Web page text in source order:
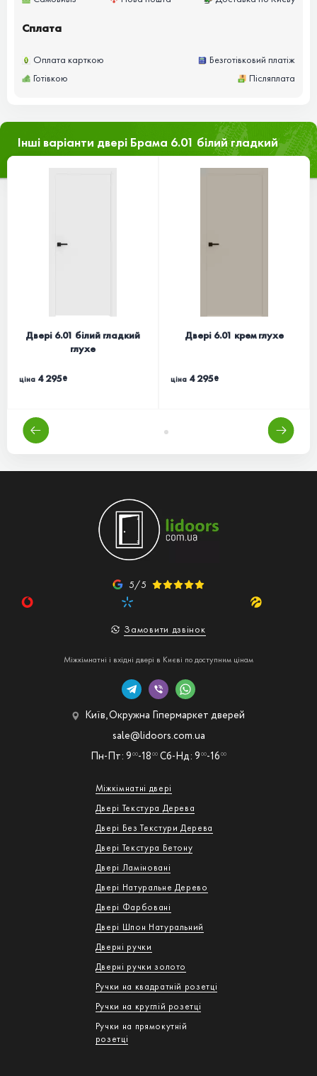
Сплата
Оплата карткою
Безготівковий платіж
Готівкою
Післяплата
Інші варіанти двері Брама 6.01 білий гладкий
Двері 6.01 білий гладкий
глухе
ціна 4 295₴
Двері 6.01 крем глухе
ціна 4 295₴
5/5
Замовити дзвінок
Міжкімнатні і вхідні двері в Києві по доступним цінам
Міжкімнатні двері
Двері Текстура Дерева
Двері Без Текстури Дерева
Двері Текстура Бетону
Двері Ламіновані
Двері Натуральне Дерево
Двері Фарбовані
Двері Шпон Натуральний
Дверні ручки
Дверні ручки золото
Ручки на квадратній розетці
Ручки на круглій розетці
Ручки на прямокутній
розетці
Київ, Окружна Гіпермаркет дверей
Пн-Пт: 9 00-18 00 Сб-Нд: 9 00-16 00
sale@lidoors.com.ua